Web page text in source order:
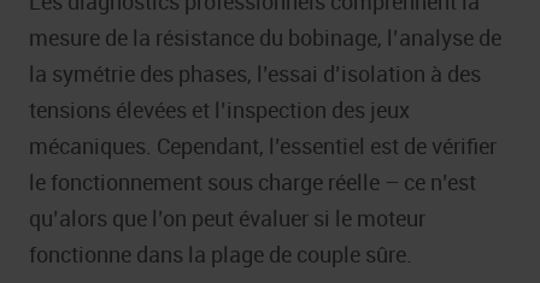
mesure de la résistance du bobinage, l’analyse de
la symétrie des phases, l’essai d’isolation à des
tensions élevées et l’inspection des jeux
mécaniques. Cependant, l’essentiel est de vérifier
le fonctionnement sous charge réelle – ce n’est
qu’alors que l’on peut évaluer si le moteur
fonctionne dans la plage de couple sûre.